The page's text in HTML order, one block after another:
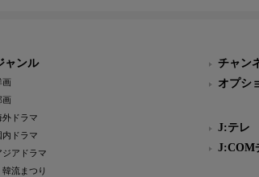
ャンル
画
画
外ドラマ
内ドラマ
ジアドラマ
韓流まつり
チャン
オプシ
J:テレ
J:COM